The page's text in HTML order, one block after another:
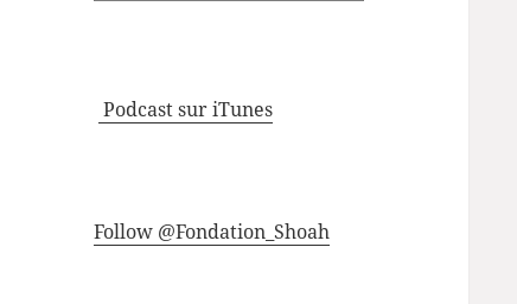
Podcast sur iTunes
Follow @Fondation_Shoah